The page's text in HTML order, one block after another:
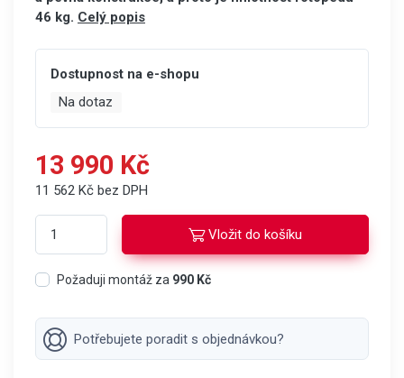
46 kg. Celý popis
Dostupnost na e-shopu
Na dotaz
13 990 Kč
11 562 Kč bez DPH
Vložit do košíku
Požaduji montáž za 990 Kč
Potřebujete poradit s objednávkou?